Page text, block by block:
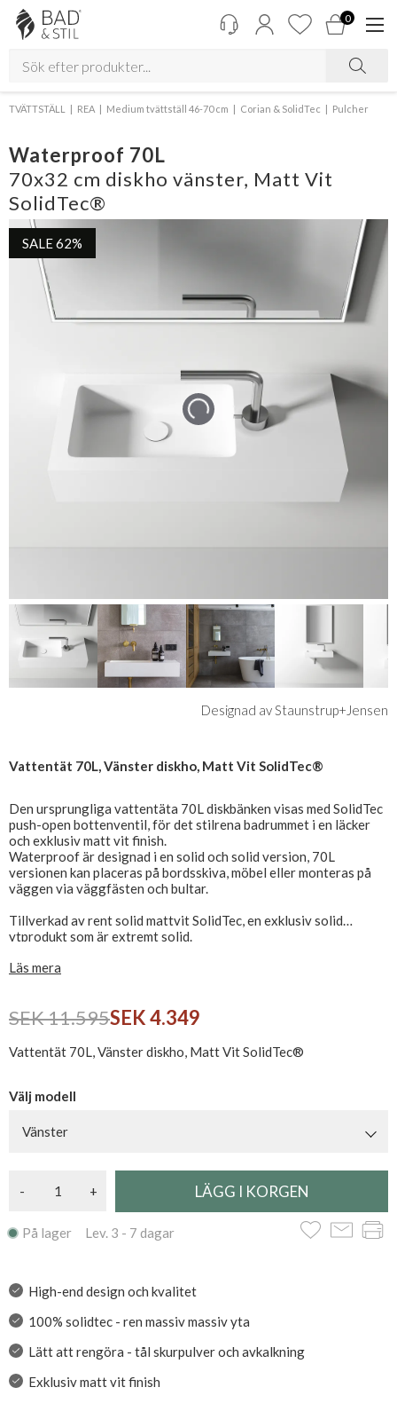
0
TVÄTTSTÄLL REA Medium tvättställ 46-70 cm Corian & SolidTec Pulcher
Waterproof 70L
70x32 cm diskho vänster, Matt Vit
SolidTec®
SALE 62%
Designad av Staunstrup+Jensen
Vattentät 70L, Vänster diskho, Matt Vit SolidTec®
Den ursprungliga vattentäta 70L diskbänken visas med SolidTec
push-open bottenventil, för det stilrena badrummet i en läcker
och exklusiv matt vit finish.
Waterproof är designad i en solid och solid version, 70L
versionen kan placeras på bordsskiva, möbel eller monteras på
väggen via väggfästen och bultar.
Tillverkad av rent solid mattvit SolidTec, en exklusiv solid
ytprodukt som är extremt solid.
och andra rengöringsmedel.
bottenventil bör köpas separat - Se relaterade produkter
Läs mera
SEK 11.595SEK 4.349
Vattentät 70L, Vänster diskho, Matt Vit SolidTec®
Välj modell
Vänster
- +
På lager Lev. 3 - 7 dagar
High-end design och kvalitet
100% solidtec - ren massiv massiv yta
Lätt att rengöra - tål skurpulver och avkalkning
Exklusiv matt vit finish